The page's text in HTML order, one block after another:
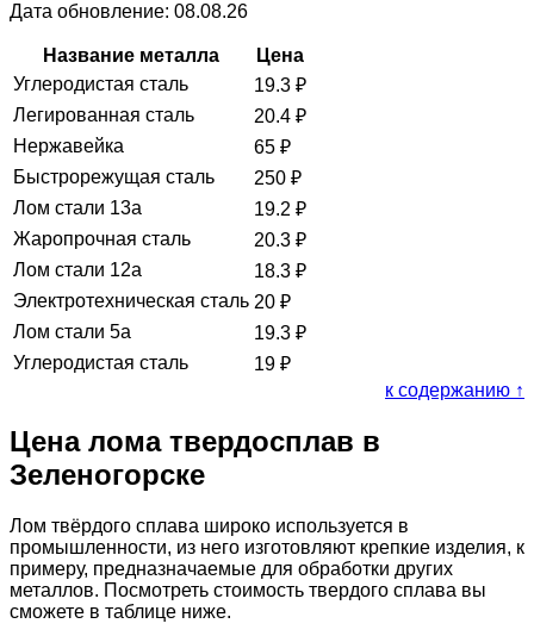
Дата обновление: 08.08.26
Название металла
Цена
Углеродистая сталь
19.3 ₽
Легированная сталь
20.4 ₽
Нержавейка
65 ₽
Быстрорежущая сталь
250 ₽
Лом стали 13а
19.2 ₽
Жаропрочная сталь
20.3 ₽
Лом стали 12а
18.3 ₽
Электротехническая сталь 20 ₽
Лом стали 5а
19.3 ₽
Углеродистая сталь
19 ₽
к содержанию ↑
Цена лома твердосплав в
Зеленогорске
Лом твёрдого сплава широко используется в
промышленности, из него изготовляют крепкие изделия, к
примеру, предназначаемые для обработки других
металлов. Посмотреть стоимость твердого сплава вы
сможете в таблице ниже.